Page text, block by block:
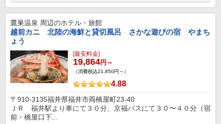
鷹巣温泉 周辺のホテル・旅館
越前カニ 北陸の海鮮と貸切風呂 さかな遊びの宿 やまち
ょう
[最安料金]
19,864円～
（消費税込21,850円～）
4.88
〒910-3135福井県福井市両橋屋町23-40
ＪＲ 福井駅より車にて３０分、京福バスにて３０〜４０分（宿
前・橋屋口下...